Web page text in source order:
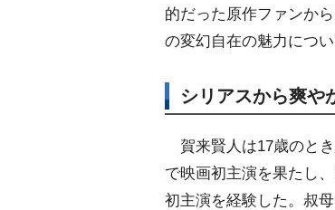
的だった原作ファンか
の変幻自在の魅力につ
シリアスから爽や
賀来賢人は17歳のとき
で映画初主演を果たし
初主演を経験した。叔